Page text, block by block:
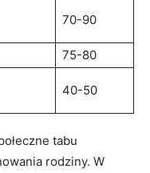
70-90
75-80
40-50
tabu
rodziny. ‍W